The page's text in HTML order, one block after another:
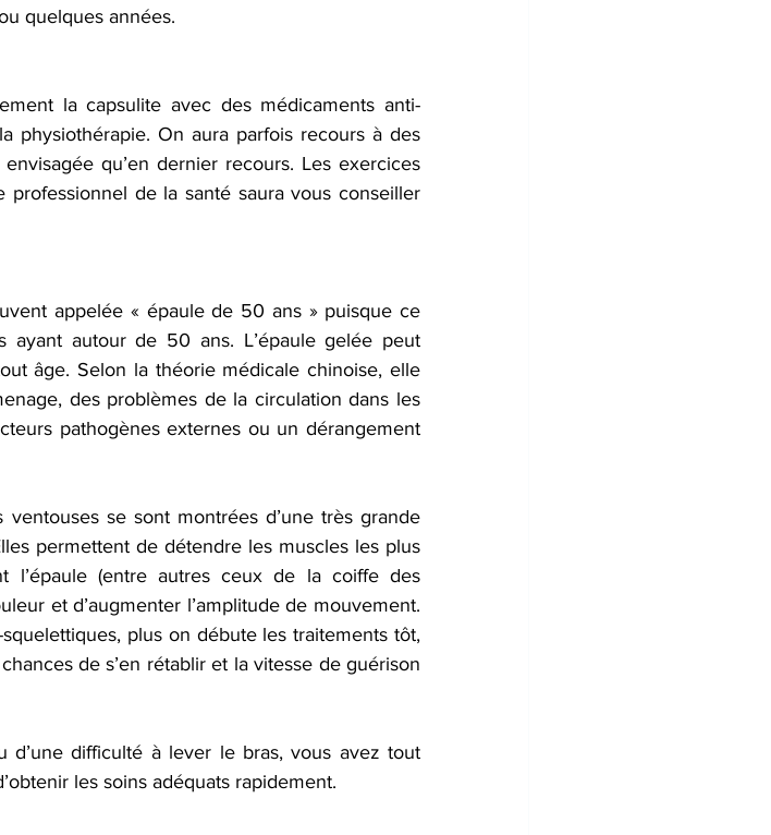
quelques années.
la capsulite avec des médicaments anti-
physiothérapie. On aura parfois recours à des
qu’en dernier recours. Les exercices
de la santé saura vous conseiller
appelée « épaule de 50 ans » puisque ce
autour de 50 ans. L’épaule gelée peut
âge. Selon la théorie médicale chinoise, elle
des problèmes de la circulation dans les
pathogènes externes ou un dérangement
ventouses se sont montrées d’une très grande
permettent de détendre les muscles les plus
l’épaule (entre autres ceux de la coiffe des
et d’augmenter l’amplitude de mouvement.
plus on débute les traitements tôt,
de s’en rétablir et la vitesse de guérison
d’une difficulté à lever le bras, vous avez tout
les soins adéquats rapidement.